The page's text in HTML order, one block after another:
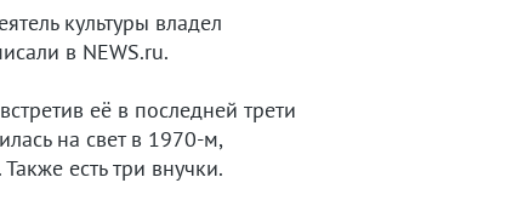
культуры владел
в NEWS.ru.
её в последней трети
на свет в 1970-м,
есть три внучки.